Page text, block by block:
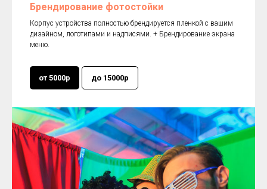
Брендирование фотостойки
Корпус устройства полностью брендируется пленкой с вашим
дизайном, логотипами и надписями. + Брендирование экрана
меню.
от 5000р до 15000р